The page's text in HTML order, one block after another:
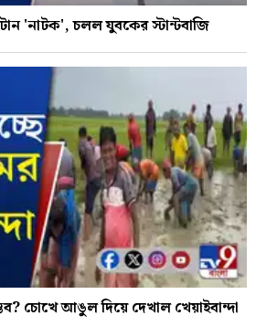
'নাটক', চলল যুবকের স্টান্টবাজি
চোখে আঙুল দিয়ে দেখাল খেয়াইবান্দা